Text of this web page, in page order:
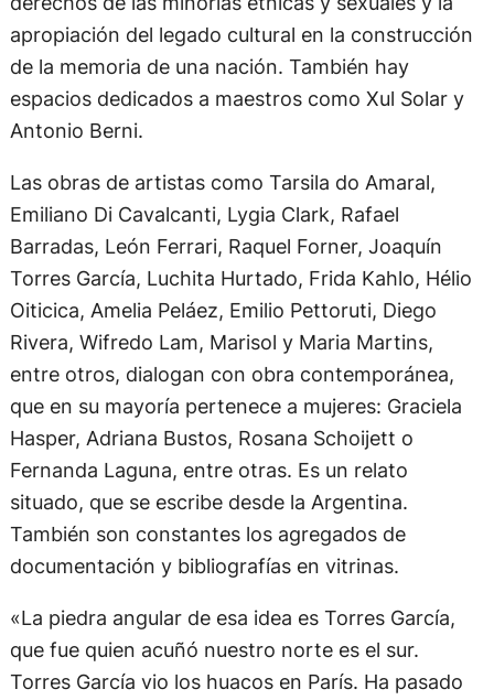
apropiación del legado cultural en la construcción
de la memoria de una nación. También hay
espacios dedicados a maestros como Xul Solar y
Antonio Berni.
Las obras de artistas como Tarsila do Amaral,
Emiliano Di Cavalcanti, Lygia Clark, Rafael
Barradas, León Ferrari, Raquel Forner, Joaquín
Torres García, Luchita Hurtado, Frida Kahlo, Hélio
Oiticica, Amelia Peláez, Emilio Pettoruti, Diego
Rivera, Wifredo Lam, Marisol y Maria Martins,
entre otros, dialogan con obra contemporánea,
que en su mayoría pertenece a mujeres: Graciela
Hasper, Adriana Bustos, Rosana Schoijett o
Fernanda Laguna, entre otras. Es un relato
situado, que se escribe desde la Argentina.
También son constantes los agregados de
documentación y bibliografías en vitrinas.
«La piedra angular de esa idea es Torres García,
que fue quien acuñó nuestro norte es el sur.
Torres García vio los huacos en París. Ha pasado